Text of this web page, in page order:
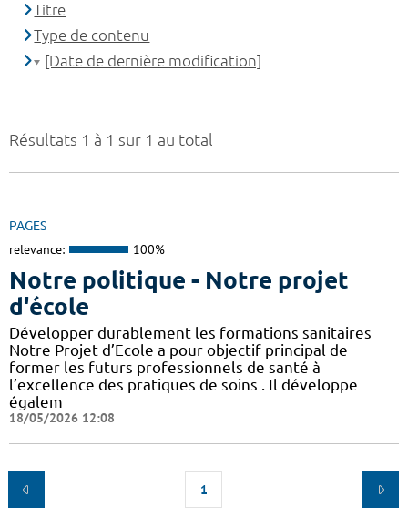
Résultats 1 à 1 sur 1 au total
PAGES
relevance: 100%
Notre politique - Notre projet
d'école
Développer durablement les formations sanitaires
Notre Projet d’Ecole a pour objectif principal de
former les futurs professionnels de santé à
l’excellence des pratiques de soins . Il développe
égalem
18/05/2026 12:08
1
Titre
Type de contenu
[Date de dernière modification]